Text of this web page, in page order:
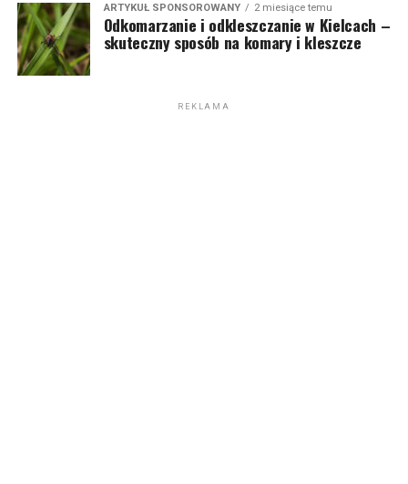
ARTYKUŁ SPONSOROWANY 2 miesiące temu
Odkomarzanie i odkleszczanie w Kielcach –
skuteczny sposób na komary i kleszcze
REKLAMA